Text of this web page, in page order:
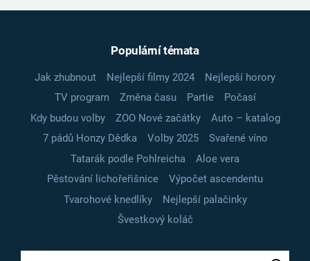
Populární témata
Jak zhubnout Nejlepší filmy 2024
Nejlepší horory
TV program
Změna času Partie
Počasí
Kdy budou volby
ZOO Nové začátky
Auto – katalog
7 pádů Honzy Dědka
Volby 2025
Svařené víno
Tatarák podle Pohlreicha
Aloe vera
Pěstování lichořeřišnice
Výpočet ascendentu
Tvarohové knedlíky
Nejlepší palačinky
Švestkový koláč